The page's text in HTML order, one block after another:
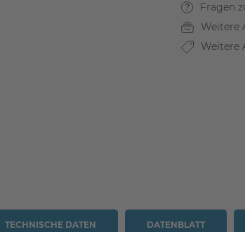
Fragen
Weitere
Weitere
TECHNISCHE DATEN DATENBLATT